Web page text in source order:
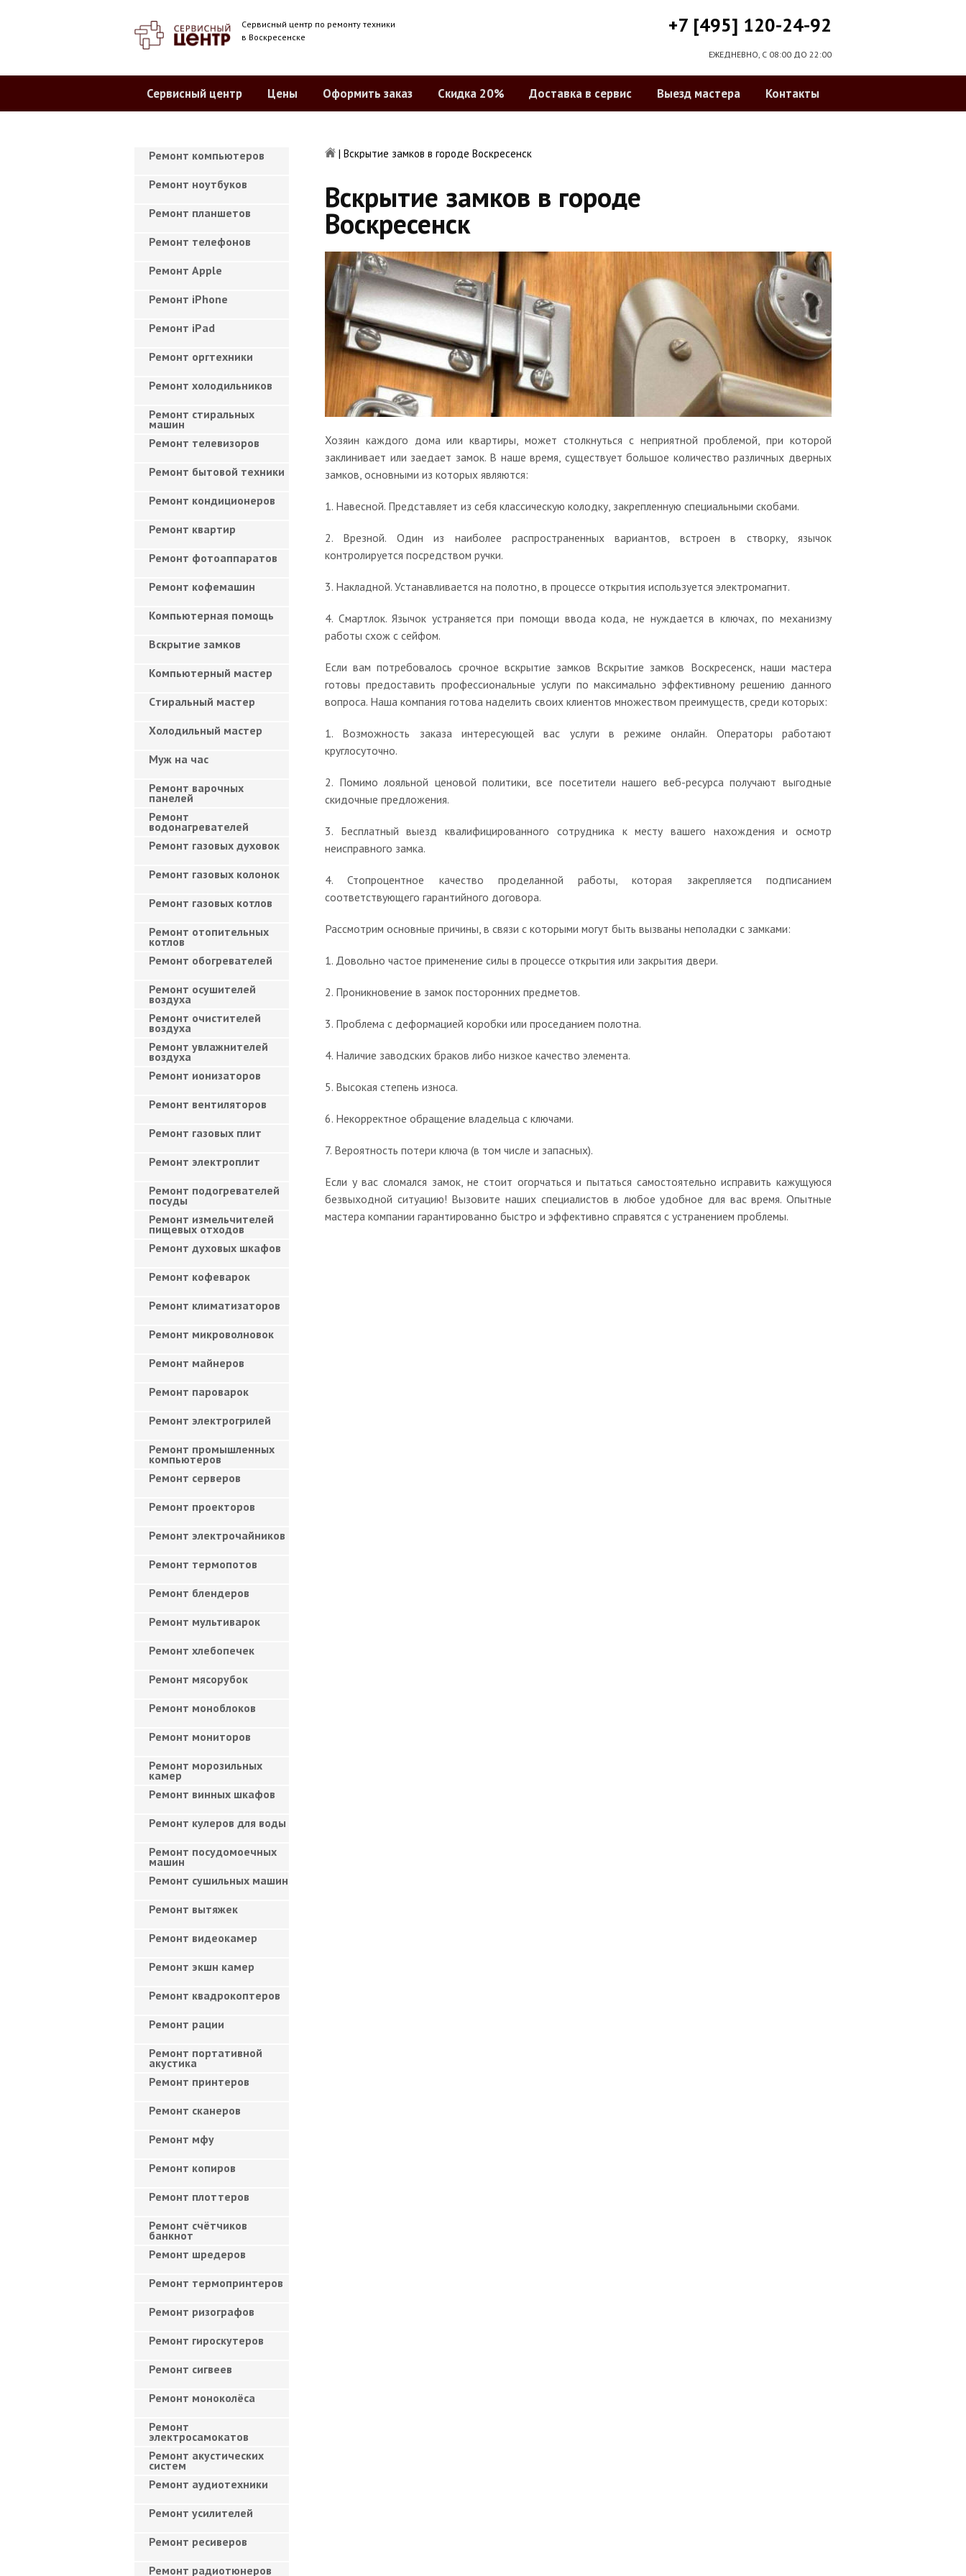
Сервисный центр по ремонту техники
в Воскресенске
+7 [495] 120-24-92
ЕЖЕДНЕВНО, С 08:00 ДО 22:00
Сервисный центр Цены Оформить заказ Скидка 20% Доставка в сервис Выезд мастера Контакты
| Вскрытие замков в городе Воскресенск
Вскрытие замков в городе
Воскресенск
Хозяин каждого дома или квартиры, может столкнуться с неприятной проблемой, при которой
заклинивает или заедает замок. В наше время, существует большое количество различных дверных
замков, основными из которых являются:
1. Навесной. Представляет из себя классическую колодку, закрепленную специальными скобами.
2. Врезной. Один из наиболее распространенных вариантов, встроен в створку, язычок
контролируется посредством ручки.
3. Накладной. Устанавливается на полотно, в процессе открытия используется электромагнит.
4. Смартлок. Язычок устраняется при помощи ввода кода, не нуждается в ключах, по механизму
работы схож с сейфом.
Если вам потребовалось срочное вскрытие замков Вскрытие замков Воскресенск, наши мастера
готовы предоставить профессиональные услуги по максимально эффективному решению данного
вопроса. Наша компания готова наделить своих клиентов множеством преимуществ, среди которых:
1. Возможность заказа интересующей вас услуги в режиме онлайн. Операторы работают
круглосуточно.
2. Помимо лояльной ценовой политики, все посетители нашего веб-ресурса получают выгодные
скидочные предложения.
3. Бесплатный выезд квалифицированного сотрудника к месту вашего нахождения и осмотр
неисправного замка.
4. Стопроцентное качество проделанной работы, которая закрепляется подписанием
соответствующего гарантийного договора.
Рассмотрим основные причины, в связи с которыми могут быть вызваны неполадки с замками:
1. Довольно частое применение силы в процессе открытия или закрытия двери.
2. Проникновение в замок посторонних предметов.
3. Проблема с деформацией коробки или проседанием полотна.
4. Наличие заводских браков либо низкое качество элемента.
5. Высокая степень износа.
6. Некорректное обращение владельца с ключами.
7. Вероятность потери ключа (в том числе и запасных).
Если у вас сломался замок, не стоит огорчаться и пытаться самостоятельно исправить кажущуюся
безвыходной ситуацию! Вызовите наших специалистов в любое удобное для вас время. Опытные
мастера компании гарантированно быстро и эффективно справятся с устранением проблемы.
Ремонт компьютеров
Ремонт ноутбуков
Ремонт планшетов
Ремонт телефонов
Ремонт Apple
Ремонт iPhone
Ремонт iPad
Ремонт оргтехники
Ремонт холодильников
Ремонт стиральных
машин
Ремонт телевизоров
Ремонт бытовой техники
Ремонт кондиционеров
Ремонт квартир
Ремонт фотоаппаратов
Ремонт кофемашин
Компьютерная помощь
Вскрытие замков
Компьютерный мастер
Cтиральный мастер
Холодильный мастер
Муж на час
Ремонт варочных
панелей
Ремонт
водонагревателей
Ремонт газовых духовок
Ремонт газовых колонок
Ремонт газовых котлов
Ремонт отопительных
котлов
Ремонт обогревателей
Ремонт осушителей
воздуха
Ремонт очистителей
воздуха
Ремонт увлажнителей
воздуха
Ремонт ионизаторов
Ремонт вентиляторов
Ремонт газовых плит
Ремонт электроплит
Ремонт подогревателей
посуды
Ремонт измельчителей
пищевых отходов
Ремонт духовых шкафов
Ремонт кофеварок
Ремонт климатизаторов
Ремонт микроволновок
Ремонт майнеров
Ремонт пароварок
Ремонт электрогрилей
Ремонт промышленных
компьютеров
Ремонт серверов
Ремонт проекторов
Ремонт электрочайников
Ремонт термопотов
Ремонт блендеров
Ремонт мультиварок
Ремонт хлебопечек
Ремонт мясорубок
Ремонт моноблоков
Ремонт мониторов
Ремонт морозильных
камер
Ремонт винных шкафов
Ремонт кулеров для воды
Ремонт посудомоечных
машин
Ремонт сушильных машин
Ремонт вытяжек
Ремонт видеокамер
Ремонт экшн камер
Ремонт квадрокоптеров
Ремонт рации
Ремонт портативной
акустика
Ремонт принтеров
Ремонт сканеров
Ремонт мфу
Ремонт копиров
Ремонт плоттеров
Ремонт счётчиков
банкнот
Ремонт шредеров
Ремонт термопринтеров
Ремонт ризографов
Ремонт гироскутеров
Ремонт сигвеев
Ремонт моноколёса
Ремонт
электросамокатов
Ремонт акустических
систем
Ремонт аудиотехники
Ремонт усилителей
Ремонт ресиверов
Ремонт радиотюнеров